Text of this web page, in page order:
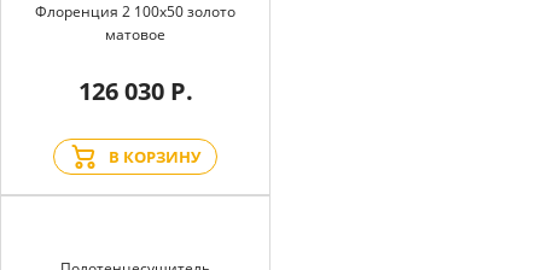
Флоренция 2 100x50 золото
матовое
126 030 Р.
В КОРЗИНУ